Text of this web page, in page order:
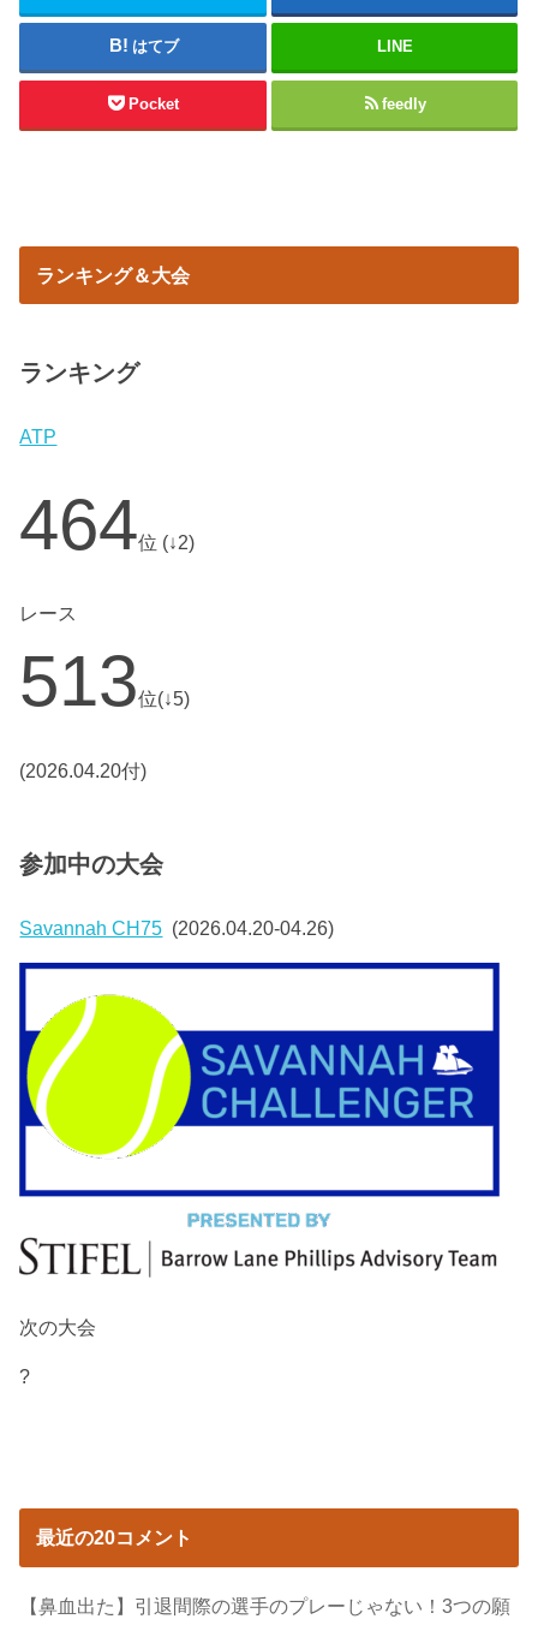
はてブ LINE
Pocket feedly
ランキング＆大会
ランキング
ATP
464位 (↓2)
レース
513位(↓5)
(2026.04.20付)
参加中の大会
Savannah CH75 (2026.04.20-04.26)
次の大会
?
最近の20コメント
【鼻血出た】引退間際の選手のプレーじゃない！3つの願